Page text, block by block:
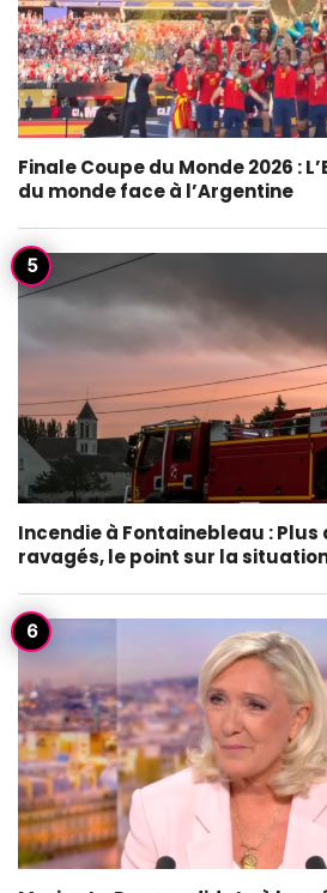
Finale Coupe du Monde 2026 :
du monde face à l’Argentine
Incendie à Fontainebleau : Plus
ravagés, le point sur la